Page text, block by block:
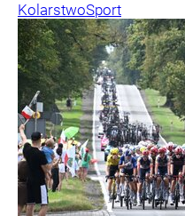
KolarstwoSport